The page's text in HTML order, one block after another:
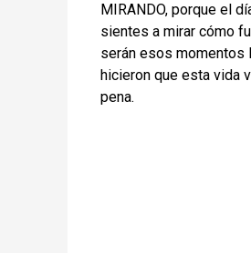
MIRANDO, porque el
sientes a mirar cómo
serán esos momentos
hicieron que esta vida
pena.